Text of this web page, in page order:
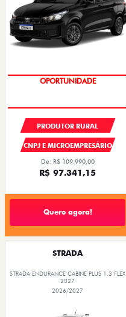
OPORTUNIDADE
PRODUTOR RURAL
CNPJ E MICROEMPRESÁRIO
De: R$ 109.990,00
R$ 97.341,15
Quero agora!
STRADA
STRADA ENDURANCE CABINE PLUS 1.3 FLEX
2027
2026/2027